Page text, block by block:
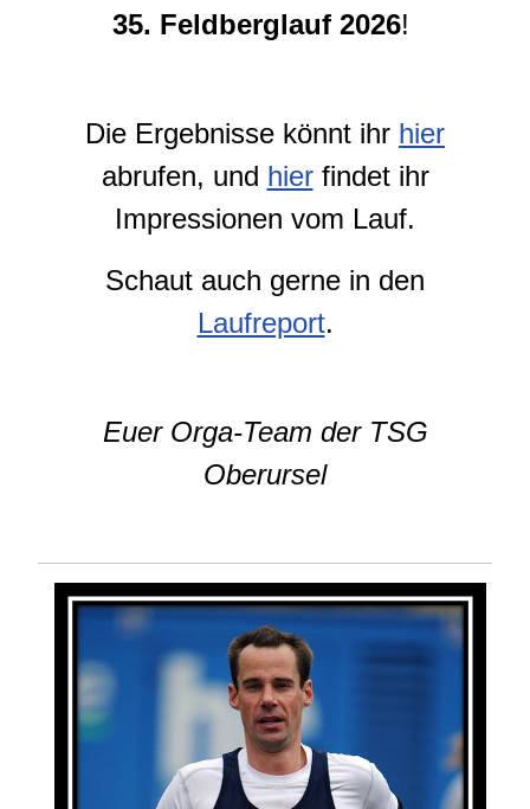
35. Feldberglauf 2026!
Die Ergebnisse könnt ihr hier
abrufen, und hierfindet ihr
Impressionen vom Lauf.
Schaut auch gerne in den
Laufreport.
Euer Orga-Team der TSG
Oberursel